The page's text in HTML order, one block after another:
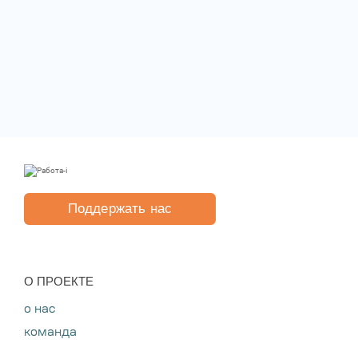
Поддержать нас
O ПРОЕКТЕ
о нас
команда